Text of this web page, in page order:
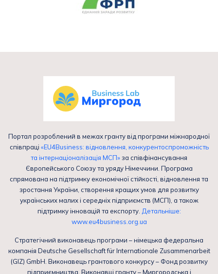
Портал розроблений в межах гранту від програми міжнародної
співпраці «EU4Business: відновлення, конкурентоспроможність
та інтернаціоналізація МСП»за співфінансування
Європейського Союзу та уряду Німеччини. Програма
спрямована на підтримку економічної стійкості, відновлення та
зростання України, створення кращих умов для розвитку
українських малих і середніх підприємств (МСП), а також
підтримку інновацій та експорту. Детальніше:
www.eu4business.org.ua
Стратегічний виконавець програми – німецька федеральна
компанія Deutsche Gesellschaft für Internationale Zusammenarbeit
(GIZ) GmbH. Виконавець грантового конкурсу – Фонд розвитку
підприємництва. Виконавці гранту – Миргородська і